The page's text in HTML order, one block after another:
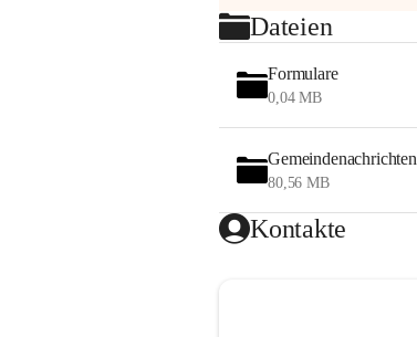
Dateien
Formulare
0,04 MB
Gemeindenachrichten
80,56 MB
Kontakte